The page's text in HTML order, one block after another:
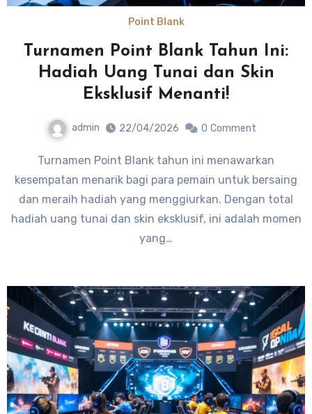
Point Blank
Turnamen Point Blank Tahun Ini:
Hadiah Uang Tunai dan Skin
Eksklusif Menanti!
admin 22/04/2026 0 Comment
Turnamen Point Blank tahun ini menawarkan
kesempatan menarik bagi para pemain untuk bersaing
dan meraih hadiah yang menggiurkan. Dengan total
hadiah uang tunai dan skin eksklusif, ini adalah momen
yang…